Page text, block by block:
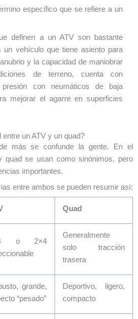
específico que se refiere a un
definen a un ATV son bastante
un vehículo que tiene asiento para
y la capacidad de maniobrar
de terreno, cuenta con
con neumáticos de baja
mejorar el agarre en superficies
un ATV y un quad?
más se confunde la gente. En el
quad se usan como sinónimos, pero
importantes.
entre ambos se pueden resumir así:
Quad
o 2×4
Generalmente
solo tracción
trasera
grande,
“pesado”
Deportivo, ligero,
compacto